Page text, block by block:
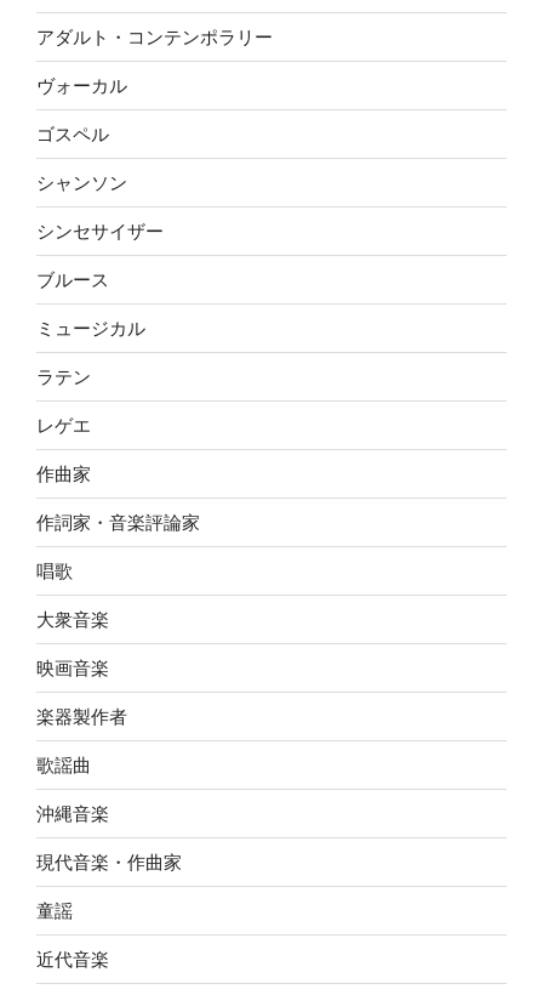
アダルト・コンテンポラリー
ヴォーカル
ゴスペル
シャンソン
シンセサイザー
ブルース
ミュージカル
ラテン
レゲエ
作曲家
作詞家・音楽評論家
唱歌
大衆音楽
映画音楽
楽器製作者
歌謡曲
沖縄音楽
現代音楽・作曲家
童謡
近代音楽